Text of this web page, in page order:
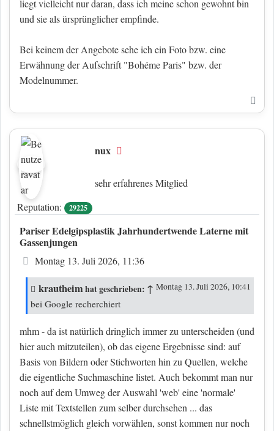
liegt vielleicht nur daran, dass ich meine schon gewohnt bin
und sie als ürsprünglicher empfinde.
Bei keinem der Angebote sehe ich ein Foto bzw. eine
Erwähnung der Aufschrift "Bohéme Paris" bzw. der
Modelnummer.
nux
sehr erfahrenes Mitglied
Reputation:
29225
Pariser Edelgipsplastik Jahrhundertwende Laterne mit
Gassenjungen
Beitrag
Montag 13. Juli 2026, 11:36
krautheimhat geschrieben: ↑ Montag 13. Juli 2026, 10:41
bei Google recherchiert
mhm - da ist natürlich dringlich immer zu unterscheiden (und
hier auch mitzuteilen), ob das eigene Ergebnisse sind: auf
Basis von Bildern oder Stichworten hin zu Quellen, welche
die eigentliche Suchmaschine listet. Auch bekommt man nur
noch auf dem Umweg der Auswahl 'web' eine 'normale'
Liste mit Textstellen zum selber durchsehen ... das
schnellstmöglich gleich vorwählen, sonst kommen nur noch